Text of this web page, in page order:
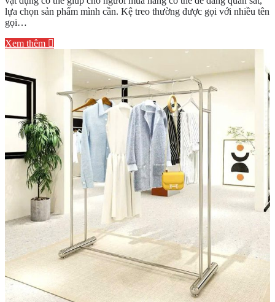
Quần
lựa chọn sản phẩm mình cần. Kệ treo thường được gọi với nhiều tên
gọi…
Xem thêm